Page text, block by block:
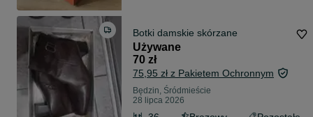
Botki damskie skórzane
Używane
70 zł
75,95 zł z Pakietem Ochronnym
Będzin, Śródmieście
28 lipca 2026